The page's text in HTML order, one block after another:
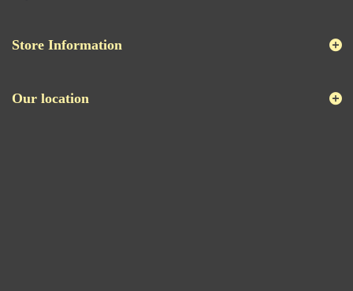
Store Information
Our location